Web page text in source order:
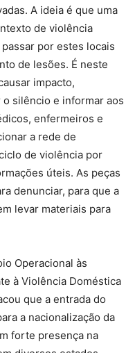
A ideia é que uma
de violência
por estes locais
de lesões. É neste
impacto,
silêncio e informar aos
enfermeiros e
a rede de
de violência por
úteis. As peças
denunciar, para que a
levar materiais para
Operacional às
à Violência Doméstica
que a entrada do
a nacionalização da
forte presença na